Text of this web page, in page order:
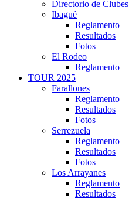
Directorio de Clubes
Ibagué
Reglamento
Resultados
Fotos
El Rodeo
Reglamento
TOUR 2025
Farallones
Reglamento
Resultados
Fotos
Serrezuela
Reglamento
Resultados
Fotos
Los Arrayanes
Reglamento
Resultados